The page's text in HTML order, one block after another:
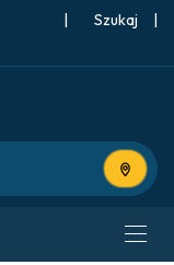
| |
Użyj